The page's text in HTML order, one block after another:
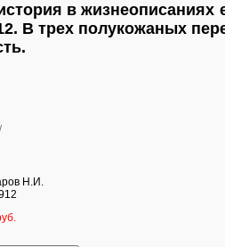
в жизнеописаниях
В трех полукожаных
/
Н.И.